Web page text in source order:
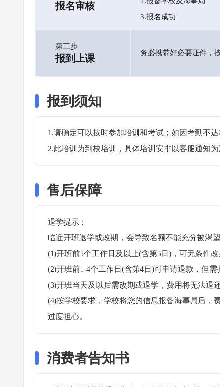
报名审核
3.报名成功
第三步
报到上课 务必携带好必要证件，
报到须知
1.请确定可以按时参加培训和考试；如因考勤不
2.此培训为到校培训，具体培训安排以客服通知
售后保障
退学提示：
临近开班退学或改期，会导致名额不能充分被渴
(1)开班前5个工作日及以上(含第5日)，可无条件
(2)开班前1-4个工作日(含第4日)可申请退款，但
(3)开班当天及以后需改期或退学，费用将无法退
(4)按学校要求，学校将您的信息报备海事局后，
过度担心。
消费者告知书